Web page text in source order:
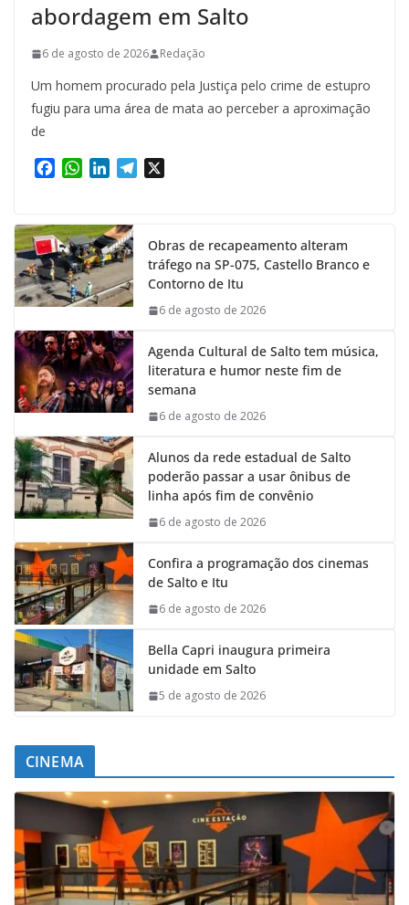
abordagem em Salto
6 de agosto de 2026 Redação
Um homem procurado pela Justiça pelo crime de estupro
fugiu para uma área de mata ao perceber a aproximação
de
e
b
o
o
k
W
t
s
A
p
p
k
e
d
I
n
m
Obras de recapeamento alteram
tráfego na SP-075, Castello Branco e
Contorno de Itu
6 de agosto de 2026
Agenda Cultural de Salto tem música,
literatura e humor neste fim de
semana
6 de agosto de 2026
Alunos da rede estadual de Salto
poderão passar a usar ônibus de
linha após fim de convênio
6 de agosto de 2026
Confira a programação dos cinemas
de Salto e Itu
6 de agosto de 2026
Bella Capri inaugura primeira
unidade em Salto
5 de agosto de 2026
CINEMA